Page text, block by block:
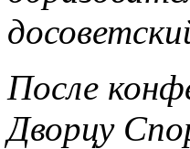
После
Дворцу